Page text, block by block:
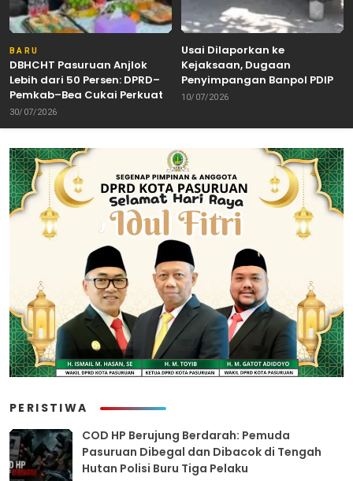
BARU
DBHCHT Pasuruan Anjlok
Lebih dari 50 Persen: DPRD–
Pemkab–Bea Cukai Perkuat
Perang Melawan Peredaran
Rokok Ilegal
30/07/2026
Usai Dilaporkan ke
Kejaksaan, Dugaan
Penyimpangan Banpol PDIP
Pasuruan Dinyatakan
Cabut Laporan”
10/07/2026
PERISTIWA
COD HP Berujung Berdarah: Pemuda
Pasuruan Dibegal dan Dibacok di Tengah
Hutan Polisi Buru Tiga Pelaku